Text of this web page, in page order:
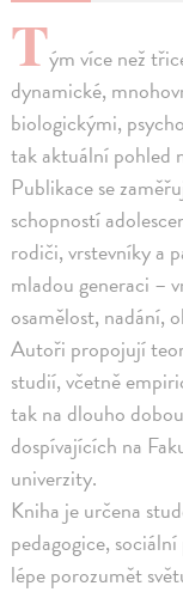
Tým více než
dynamické,
biologickými,
tak aktuální pohled
Publikace se
schopností
rodiči, vrstevníky a
mladou generaci –
osamělost, nadání,
Autoři propojují
studií, včetně
tak na dlouho
dospívajících na
univerzity.
Kniha je určena
pedagogice,
lépe porozumět